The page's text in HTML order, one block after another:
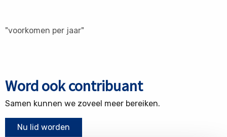
"voorkomen per jaar"
Word ook contribuant
Samen kunnen we zoveel meer bereiken.
Nu lid worden